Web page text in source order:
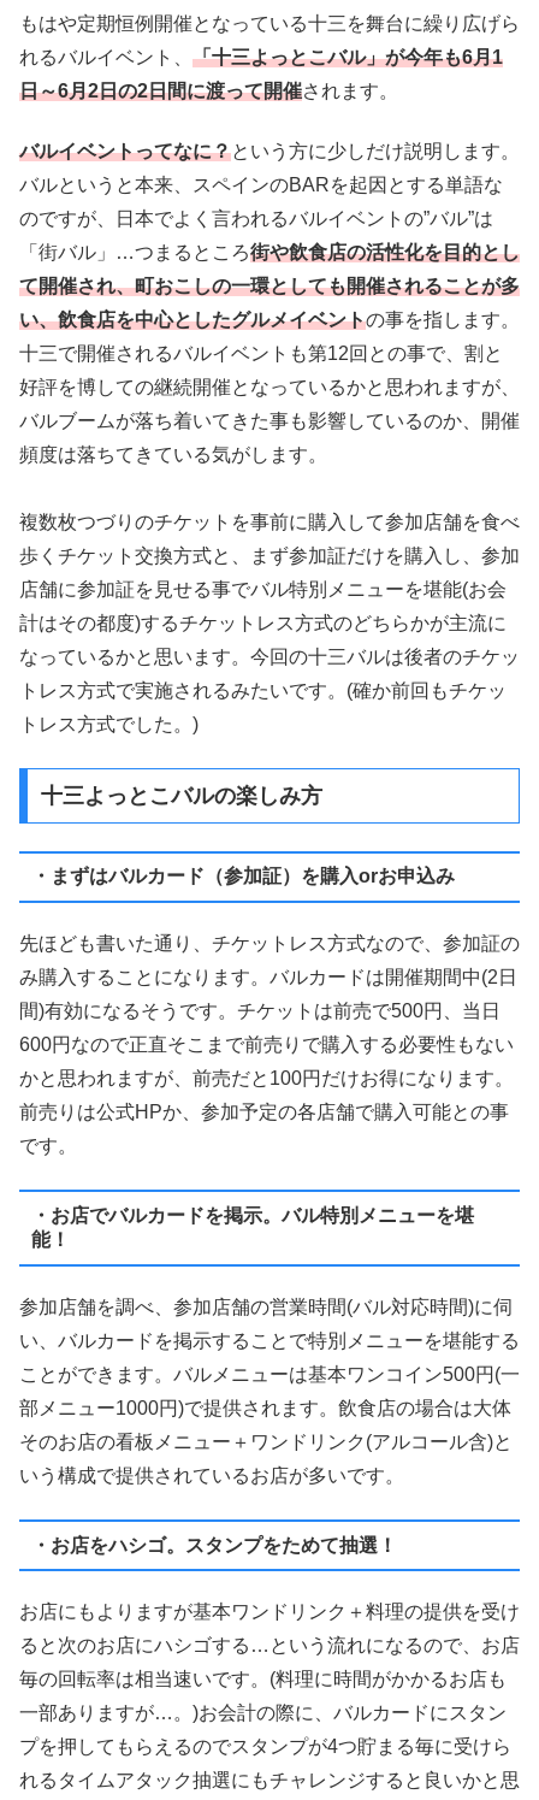
もはや定期恒例開催となっている十三を舞台に繰り広げら
れるバルイベント、 「十三よっとこバル」が今年も6月1
日～6月2日の2日間に渡って開催されます。
バルイベントってなに？という方に少しだけ説明します。
バルというと本来、スペインのBARを起因とする単語な
のですが、日本でよく言われるバルイベントの”バル”は
「街バル」…つまるところ街や飲食店の活性化を目的とし
て開催され、町おこしの一環としても開催されることが多
い、飲食店を中心としたグルメイベントの事を指します。
十三で開催されるバルイベントも第12回との事で、割と
好評を博しての継続開催となっているかと思われますが、
バルブームが落ち着いてきた事も影響しているのか、開催
頻度は落ちてきている気がします。
複数枚つづりのチケットを事前に購入して参加店舗を食べ
歩くチケット交換方式と、まず参加証だけを購入し、参加
店舗に参加証を見せる事でバル特別メニューを堪能(お会
計はその都度)するチケットレス方式のどちらかが主流に
なっているかと思います。今回の十三バルは後者のチケッ
トレス方式で実施されるみたいです。(確か前回もチケッ
トレス方式でした。)
十三よっとこバルの楽しみ方
・まずはバルカード（参加証）を購入orお申込み
先ほども書いた通り、チケットレス方式なので、参加証の
み購入することになります。バルカードは開催期間中(2日
間)有効になるそうです。チケットは前売で500円、当日
600円なので正直そこまで前売りで購入する必要性もない
かと思われますが、前売だと100円だけお得になります。
前売りは公式HPか、参加予定の各店舗で購入可能との事
です。
・お店でバルカードを掲示。バル特別メニューを堪
能！
参加店舗を調べ、参加店舗の営業時間(バル対応時間)に伺
い、バルカードを掲示することで特別メニューを堪能する
ことができます。バルメニューは基本ワンコイン500円(一
部メニュー1000円)で提供されます。飲食店の場合は大体
そのお店の看板メニュー＋ワンドリンク(アルコール含)と
いう構成で提供されているお店が多いです。
・お店をハシゴ。スタンプをためて抽選！
お店にもよりますが基本ワンドリンク＋料理の提供を受け
ると次のお店にハシゴする…という流れになるので、お店
毎の回転率は相当速いです。(料理に時間がかかるお店も
一部ありますが…。)お会計の際に、バルカードにスタン
プを押してもらえるのでスタンプが4つ貯まる毎に受けら
れるタイムアタック抽選にもチャレンジすると良いかと思